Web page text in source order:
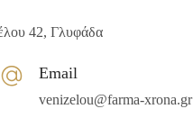
42, Γλυφάδα
Email
venizelou@farma-xrona.gr